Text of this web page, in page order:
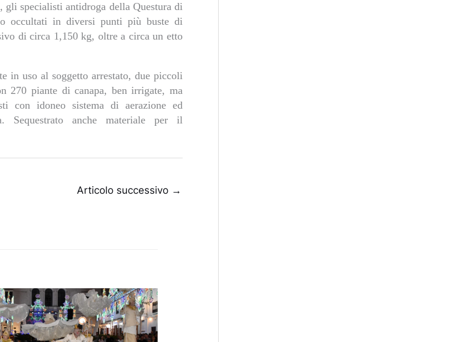
specialisti antidroga della Questura di
occultati in diversi punti più buste di
di circa 1,150 kg, oltre a circa un etto
in uso al soggetto arrestato, due piccoli
270 piante di canapa, ben irrigate, ma
con idoneo sistema di aerazione ed
Sequestrato anche materiale per il
Articolo successivo →